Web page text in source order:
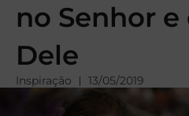
no Senhor
Dele
Inspiração 13/05/2019